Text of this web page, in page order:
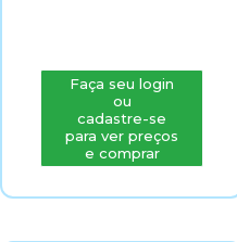
Faça seu login
ou
cadastre-se
para ver preços
e comprar